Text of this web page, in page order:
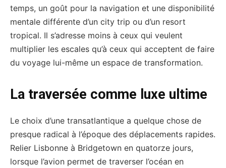
temps, un goût pour la navigation et une disponibilité
mentale différente d’un city trip ou d’un resort
tropical. Il s’adresse moins à ceux qui veulent
multiplier les escales qu’à ceux qui acceptent de faire
du voyage lui-même un espace de transformation.
La traversée comme luxe ultime
Le choix d’une transatlantique a quelque chose de
presque radical à l’époque des déplacements rapides.
Relier Lisbonne à Bridgetown en quatorze jours,
lorsque l’avion permet de traverser l’océan en